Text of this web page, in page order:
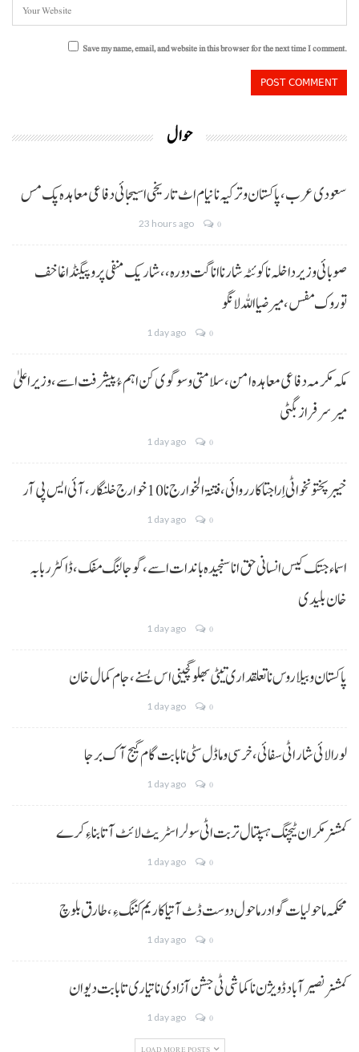
Save my name, email, and website in this browser for the next time I comment.
حوال
سعودی عرب، پاکستان و ترکیہ نا نیام اٹ تاریخی اسیجائی دفاعی معاہدہ پک مس
23 hours ago 0
صوبائی وزیر داخلہ نا کوئٹہ شار نا اناگت دورہ،، شاریک منفی پروپیگنڈا غا خف
توروک مفس، میر ضیا اللہ لانگو
1 day ago 0
مکہ مکرمہ دفاعی معاہدہ امن، سلامتی و سوگوی کن اہم ءُ پیشرفت اسے،وزیراعلیٰ
میر سرفراز بگٹی
1 day ago 0
خیبر پختونخوا ٹی اِرا جتا کارروائی، فتنۃ الخوارج نا 10خوارج خلنگار،آئی ایس پی آر
1 day ago 0
اسماء جتک کیس انسانی حق انا سنجیدہ باندات اسے، گوجالنگ مفک،ڈاکٹر ربابہ
خان بلیدی
1 day ago 0
پاکستان و بیلاروس نا تعلقداری تیٹی بھلو گچینی اس بسنے، جام کمال خان
1 day ago 0
لورالائی شار اٹی سفائی، خرسی و ماڈل سٹی نا بابت گام گیج آک برجا
1 day ago 0
کمشنر مکران ٹیچنگ ہسپتال تربت اٹی سولر اسٹریٹ لائٹ آتا بناءِ کرے
1 day ago 0
محکمہ ماحولیات گوادر ماحول دوست ڈٹ آتیا کاریم کننگ ءِ، طارق بلوچ
1 day ago 0
کمشنر نصیر آباد ڈویژن نا کماشی ٹی جشن آزادی نا تیاری تا بابت دیوان
1 day ago 0